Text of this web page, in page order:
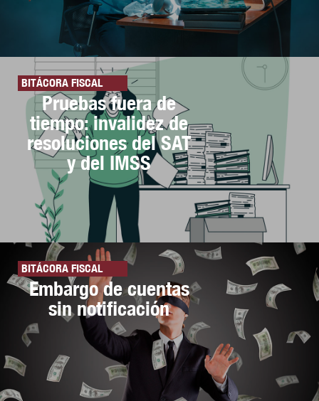
BITÁCORA FISCAL
Pruebas fuera de
tiempo: invalidez de
resoluciones del SAT
y del IMSS
BITÁCORA FISCAL
Embargo de cuentas
sin notificación